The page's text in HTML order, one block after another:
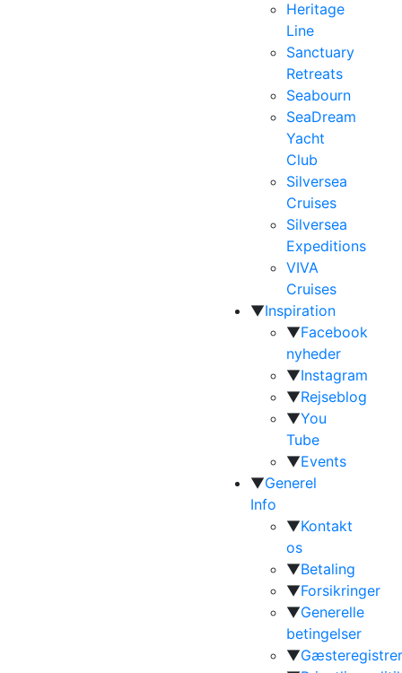
Heritage
Line
Sanctuary
Retreats
Seabourn
SeaDream
Yacht
Club
Silversea
Cruises
Silversea
Expeditions
VIVA
Cruises
▼Inspiration
▼Facebook
nyheder
▼Instagram
▼Rejseblog
▼You
Tube
▼Events
▼Generel
Info
▼Kontakt
os
▼Betaling
▼Forsikringer
▼Generelle
betingelser
▼